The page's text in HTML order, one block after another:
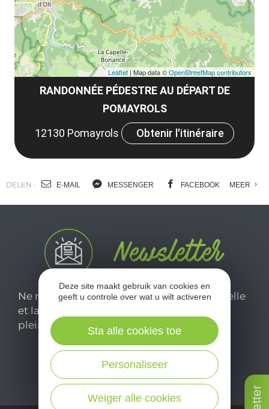
RANDONNÉE PÉDESTRE AU DÉPART DE
POMAYROLS
12130 Pomayrols
Obtenir l'itinéraire
Leaflet | Map data ©OpenStreetMap contributors
DELEN : E-MAIL MESSENGER FACEBOOK MEER
Ne manquez pas notre newsletter mensuelle
et laissez-vous inspirer pour profiter
pleinement de votre séjour en Aveyron.
Je m'abonne ici
Deze site maakt gebruik van cookies en
geeft u controle over wat u wilt activeren
Weiger alle cookies
Personaliseer
Sta alle cookies toe